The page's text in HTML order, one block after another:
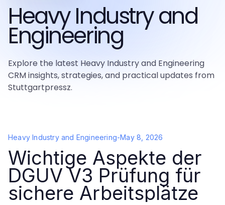
Heavy Industry and
Engineering
Explore the latest Heavy Industry and Engineering
CRM insights, strategies, and practical updates from
Stuttgartpressz.
Heavy Industry and Engineering-May 8, 2026
Wichtige Aspekte der
DGUV V3 Prüfung für
sichere Arbeitsplätze